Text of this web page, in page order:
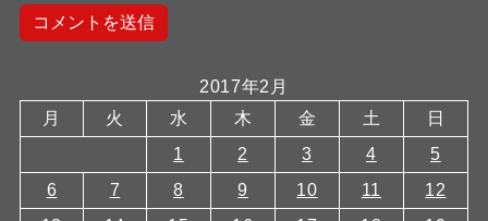
2017年2月
月
火 水 木 金 土
日
1
2 3 4
5
6
7 8 9 10 11
12